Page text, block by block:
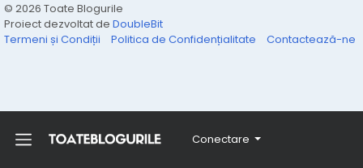
Conectare
© 2026 Toate Blogurile
Proiect dezvoltat de DoubleBit
Termeni și Condiții
Politica de Confidențialitate Contactează-ne